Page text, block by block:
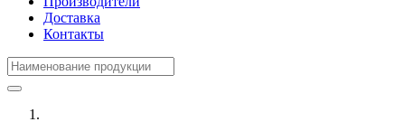
Доставка
Контакты